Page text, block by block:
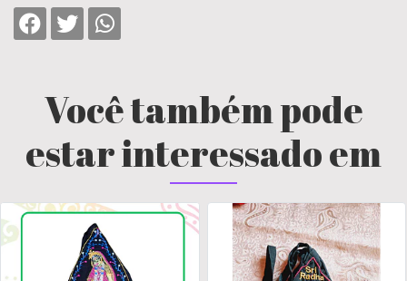
Você também pode
estar interessado em